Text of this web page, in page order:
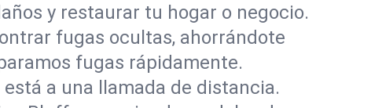
y restaurar tu hogar o negocio.
fugas ocultas, ahorrándote
fugas rápidamente.
a una llamada de distancia.